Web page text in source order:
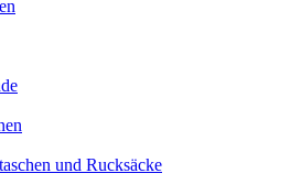
und Rucksäcke